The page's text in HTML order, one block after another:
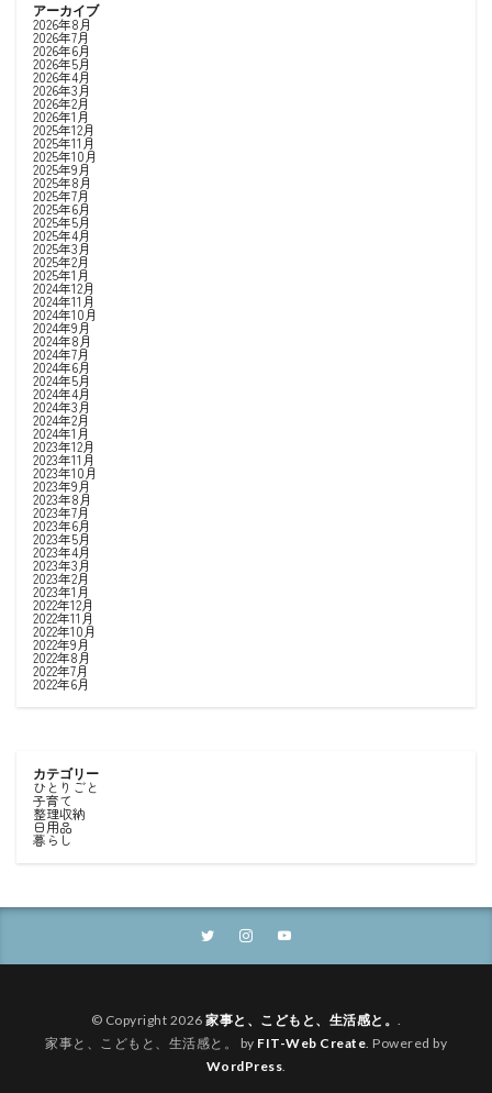
アーカイブ
2026年8月
2026年7月
2026年6月
2026年5月
2026年4月
2026年3月
2026年2月
2026年1月
2025年12月
2025年11月
2025年10月
2025年9月
2025年8月
2025年7月
2025年6月
2025年5月
2025年4月
2025年3月
2025年2月
2025年1月
2024年12月
2024年11月
2024年10月
2024年9月
2024年8月
2024年7月
2024年6月
2024年5月
2024年4月
2024年3月
2024年2月
2024年1月
2023年12月
2023年11月
2023年10月
2023年9月
2023年8月
2023年7月
2023年6月
2023年5月
2023年4月
2023年3月
2023年2月
2023年1月
2022年12月
2022年11月
2022年10月
2022年9月
2022年8月
2022年7月
2022年6月
カテゴリー
ひとりごと
子育て
整理収納
日用品
暮らし
© Copyright 2026 家事と、こどもと、生活感と。
家事と、こどもと、生活感と。 by FIT-Web Create . Powered by
WordPress